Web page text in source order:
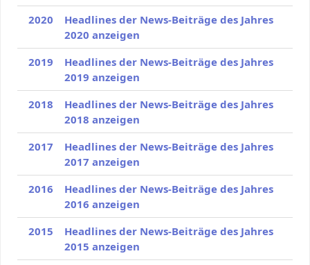
2020
Headlines der News-Beiträge des Jahres
2020 anzeigen
2019
Headlines der News-Beiträge des Jahres
2019 anzeigen
2018
Headlines der News-Beiträge des Jahres
2018 anzeigen
2017
Headlines der News-Beiträge des Jahres
2017 anzeigen
2016
Headlines der News-Beiträge des Jahres
2016 anzeigen
2015
Headlines der News-Beiträge des Jahres
2015 anzeigen